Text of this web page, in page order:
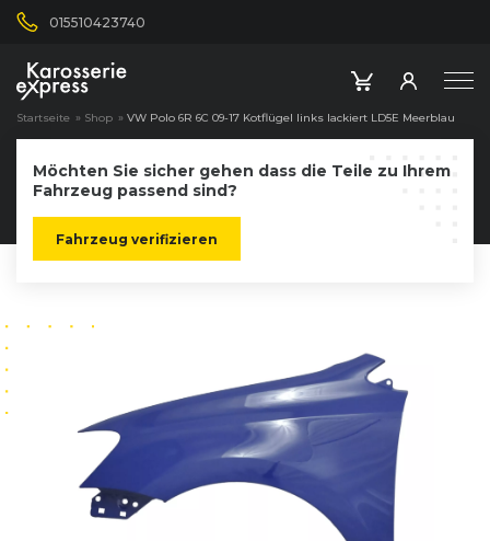
015510423740
Startseite » Shop » VW Polo 6R 6C 09-17 Kotflügel links lackiert LD5E Meerblau
Möchten Sie sicher gehen dass die Teile zu Ihrem
Fahrzeug passend sind?
Fahrzeug verifizieren